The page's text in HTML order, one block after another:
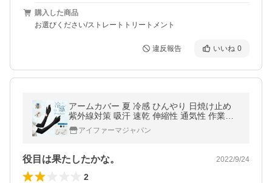
購入した商品
お選びください/ストレートトリートメント
違反報告 いいね 0
アームカバー 夏 冷感 ひんやり 日焼け止め
紫外線対策 吸汗 速乾 伸縮性 通気性 作業用
アウトドア スポーツ 運転 腕カバー uv手袋
レディース メンズ 日除け
アイファーマジャパン
役目は果たしたかな。 2022/9/24
2